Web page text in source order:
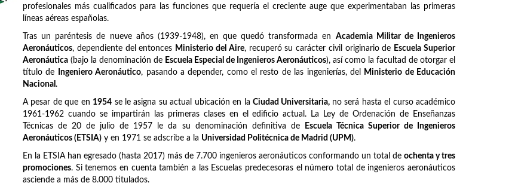
profesionales más cualificados para las funciones que requería el creciente auge que experimentaban las primeras
líneas aéreas españolas.
Tras un paréntesis de nueve años (1939-1948), en que quedó transformada en Academia Militar de Ingenieros
Aeronáuticos, dependiente del entonces Ministerio del Aire, recuperó su carácter civil originario de Escuela Superior
Aeronáutica (bajo la denominación de Escuela Especial de Ingenieros Aeronáuticos), así como la facultad de otorgar el
título de
Ingeniero Aeronáutico, pasando a depender, como el resto de las ingenierías, del
Ministerio de Educación
Nacional .
A pesar de que en 1954 se le asigna su actual ubicación en laCiudad Universitaria, no será hasta el curso académico
1961-1962 cuando se impartirán las primeras clases en el edificio actual. La Ley de Ordenación de Enseñanzas
Técnicas de 20 de julio de 1957 le da su denominación definitiva de
Escuela Técnica Superior de Ingenieros
Aeronáuticos (ETSIA) y en 1971 se adscribe a la Universidad Politécnica de Madrid (UPM).
En la ETSIA han egresado (hasta 2017) más de 7.700 ingenieros aeronáuticos conformando un total de ochenta y tres
promociones. Si tenemos en cuenta también a las Escuelas predecesoras el número total de ingenieros aeronáuticos
asciende a más de 8.000 titulados.